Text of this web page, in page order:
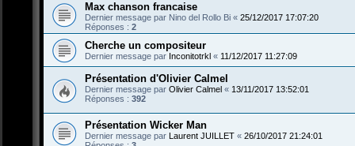
Max chanson francaise
Dernier message par Nino del Rollo Bi « 25/12/2017 17:07:20
Réponses : 2
Cherche un compositeur
Dernier message par Inconitotrkl « 11/12/2017 11:27:09
Présentation d'Olivier Calmel
Dernier message par Olivier Calmel « 13/11/2017 13:52:01
Réponses : 392
Présentation Wicker Man
Dernier message par Laurent JUILLET « 26/10/2017 21:24:01